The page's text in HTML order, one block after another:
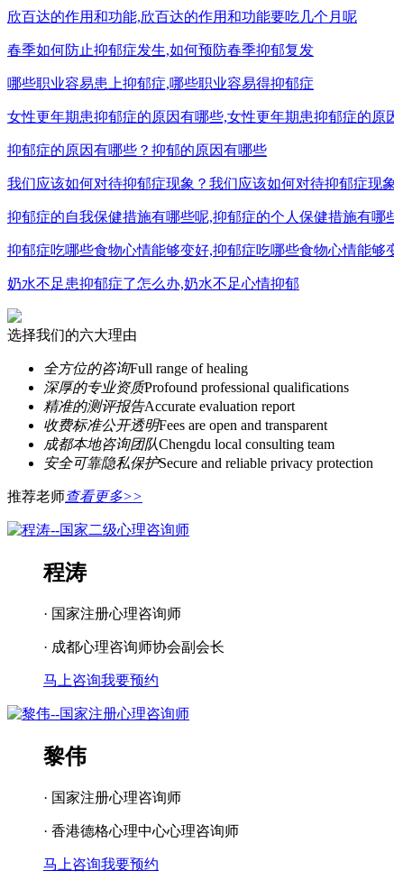
欣百达的作用和功能,欣百达的作用和功能要吃几个月呢
春季如何防止抑郁症发生,如何预防春季抑郁复发
哪些职业容易患上抑郁症,哪些职业容易得抑郁症
女性更年期患抑郁症的原因有哪些,女性更年期患抑郁症的原
抑郁症的原因有哪些？抑郁的原因有哪些
我们应该如何对待抑郁症现象？我们应该如何对待抑郁症现
抑郁症的自我保健措施有哪些呢,抑郁症的个人保健措施有哪
抑郁症吃哪些食物心情能够变好,抑郁症吃哪些食物心情能够
奶水不足患抑郁症了怎么办,奶水不足心情抑郁
选择我们的六大理由
全方位的咨询Full range of healing
深厚的专业资质Profound professional qualifications
精准的测评报告Accurate evaluation report
收费标准公开透明Fees are open and transparent
成都本地咨询团队Chengdu local consulting team
安全可靠隐私保护Secure and reliable privacy protection
推荐老师查看更多>>
程涛
· 国家注册心理咨询师
· 成都心理咨询师协会副会长
马上咨询我要预约
黎伟
· 国家注册心理咨询师
· 香港德格心理中心心理咨询师
马上咨询我要预约